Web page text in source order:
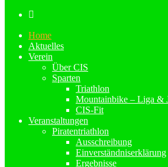

Home
Aktuelles
Verein
Über CIS
Sparten
Triathlon
Mountainbike – Liga &
CIS-Fit
Veranstaltungen
Piratentriathlon
Ausschreibung
Einverständniserklärung
Ergebnisse